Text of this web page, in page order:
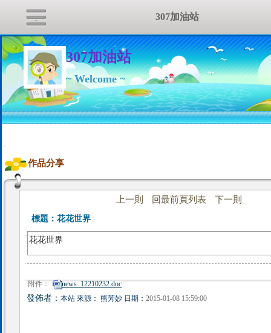
307加油站
~ Welcome ~
:::
作品分享
上一則 回最前頁列表 下一則
標題：花花世界
花花世界
附件： news_12210232.doc
發佈者：本站 來源： 熊芳妙 日期：2015-01-08 15:59:00
307加油站